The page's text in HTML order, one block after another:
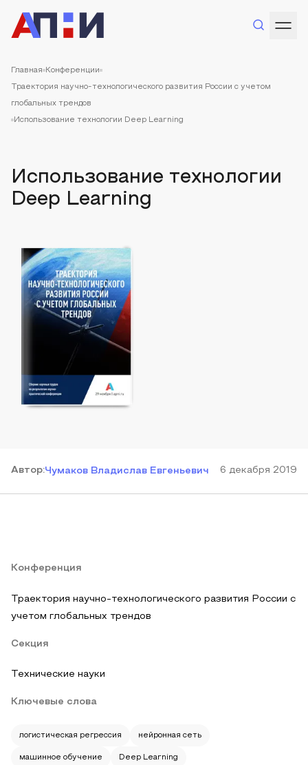
Главная Конференции
Траектория научно-технологического развития России с учетом
глобальных трендов
Использование технологии Deep Learning
Использование технологии
Deep Learning
Автор:Чумаков Владислав Евгеньевич 6 декабря 2019
Конференция
Траектория научно-технологического развития России с
учетом глобальных трендов
Секция
Технические науки
Ключевые слова
логистическая регрессия нейронная сеть
машинное обучение Deep Learning